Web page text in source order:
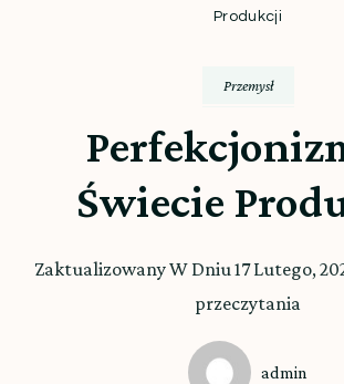
Produkcji
Przemysł
Świecie
Zaktualizowany W Dniu17 Lutego,
przeczytania
admin